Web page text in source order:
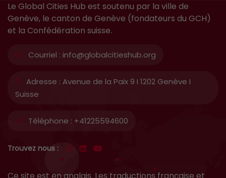
Le Global Cities Hub est soutenu par la ville de
Genève, le canton de Genève (fondateurs du GCH)
et la Confédération suisse.
Courriel : info@globalcitieshub.org
Adresse : Avenue de la Paix 9 I 1202 Genève I
Suisse
Téléphone : +41225594600
Trouvez nous :